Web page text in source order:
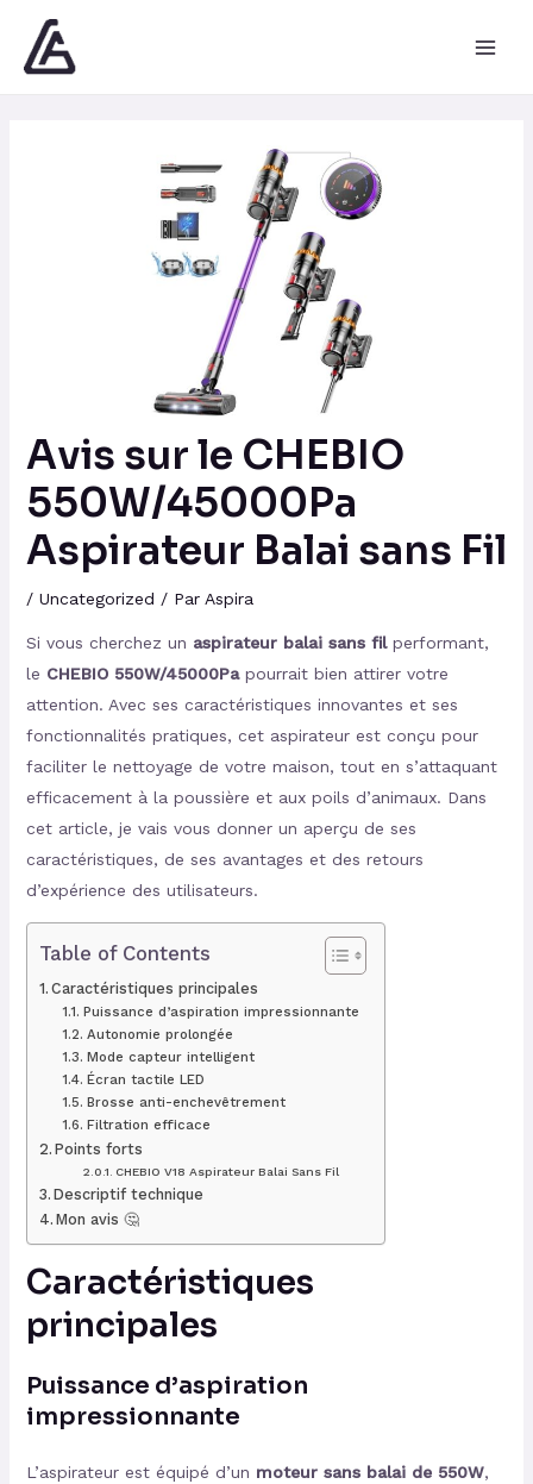
contenu
Avis sur le CHEBIO
550W/45000Pa
Aspirateur Balai sans Fil
/ Uncategorized / Par Aspira
Si vous cherchez un aspirateur balai sans filperformant,
le CHEBIO 550W/45000Papourrait bien attirer votre
attention. Avec ses caractéristiques innovantes et ses
fonctionnalités pratiques, cet aspirateur est conçu pour
faciliter le nettoyage de votre maison, tout en s’attaquant
efficacement à la poussière et aux poils d’animaux. Dans
cet article, je vais vous donner un aperçu de ses
caractéristiques, de ses avantages et des retours
d’expérience des utilisateurs.
Table of Contents
Caractéristiques principales
Puissance d’aspiration impressionnante
Autonomie prolongée
Mode capteur intelligent
Écran tactile LED
Brosse anti-enchevêtrement
Filtration efficace
Points forts
CHEBIO V18 Aspirateur Balai Sans Fil
Descriptif technique
Mon avis 🤔
Caractéristiques
principales
Puissance d’aspiration
impressionnante
L’aspirateur est équipé d’un moteur sans balai de 550W,
des
articles